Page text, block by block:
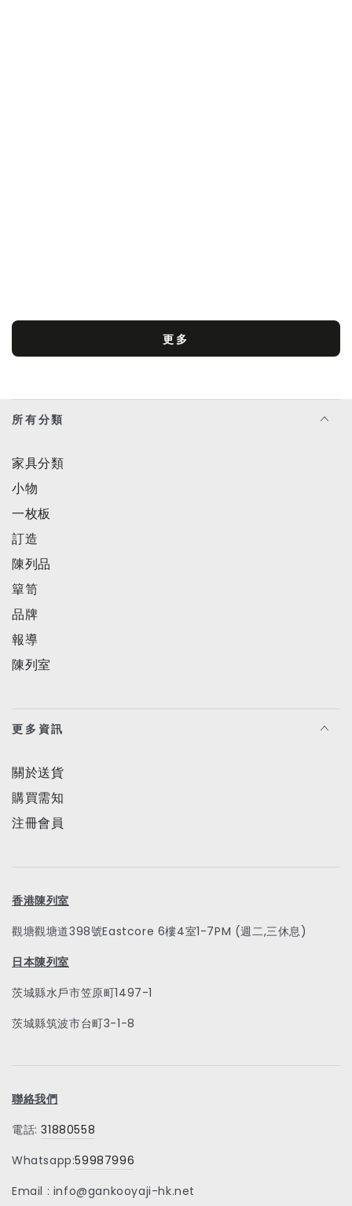
更多
所有分類
家具分類
小物
一枚板
訂造
陳列品
簞笥
品牌
報導
陳列室
更多資訊
關於送貨
購買需知
注冊會員
香港陳列室
觀塘觀塘道398號Eastcore 6樓4室1-7PM (週二,三休息)
日本陳列室
茨城縣水戶市笠原町1497-1
茨城縣筑波市台町3-1-8
聯絡我們
電話:31880558
Whatsapp:59987996
Email : info@gankooyaji-hk.net